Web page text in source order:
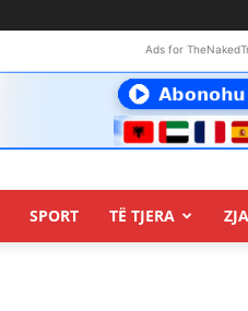
Ads for
SPORT TË TJERA